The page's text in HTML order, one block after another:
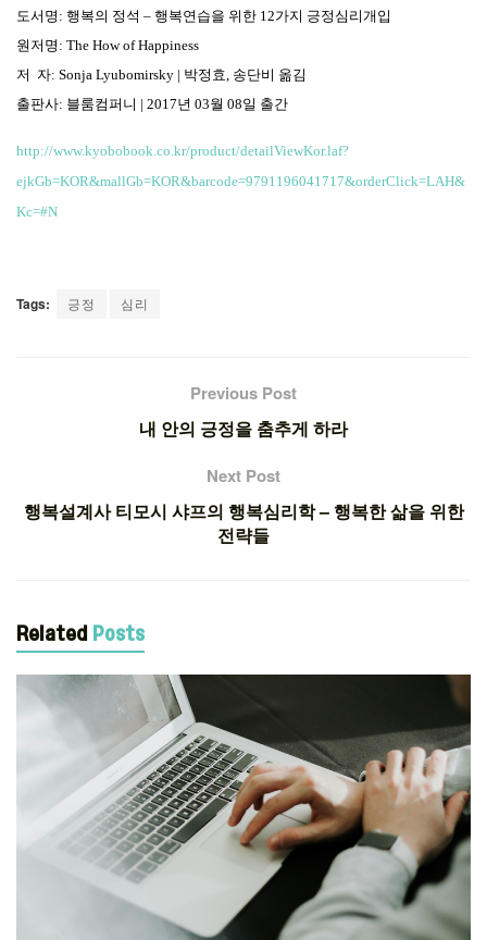
도서명 : 행복의 정석 – 행복연습을 위한 12가지 긍정심리개입
원저명 : The How of Happiness
저 자: Sonja Lyubomirsky | 박정효 송단비 옮김
출판사: 블룸컴퍼니 | 2017년 03월 08일 출간
http://www.kyobobook.co.kr/product/detailViewKor.laf?
ejkGb=KOR&mallGb=KOR&barcode=9791196041717&orderClick=LAH&
Kc=#N
Tags: 긍정 심리
Previous Post
내 안의 긍정을 춤추게 하라
Next Post
행복설계사 티모시 샤프의 행복심리학 – 행복한 삶을 위한
전략들
Related Posts